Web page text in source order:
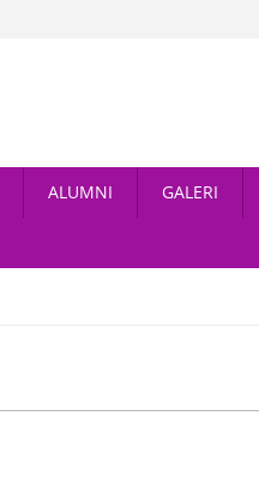
ALUMNI GALERI